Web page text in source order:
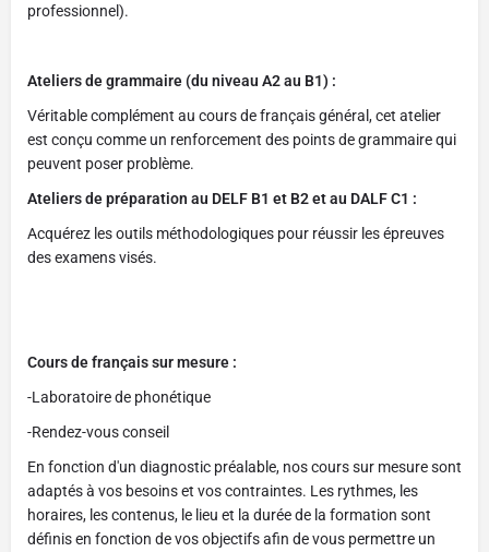
professionnel).
Ateliers de grammaire (du niveau A2 au B1) :
Véritable complément au cours de français général, cet atelier
est conçu comme un renforcement des points de grammaire qui
peuvent poser problème.
Ateliers de préparation au DELF B1 et B2 et au DALF C1 :
Acquérez les outils méthodologiques pour réussir les épreuves
des examens visés.
Cours de français sur mesure :
-Laboratoire de phonétique
-Rendez-vous conseil
En fonction d'un diagnostic préalable, nos cours sur mesure sont
adaptés à vos besoins et vos contraintes. Les rythmes, les
horaires, les contenus, le lieu et la durée de la formation sont
définis en fonction de vos objectifs afin de vous permettre un